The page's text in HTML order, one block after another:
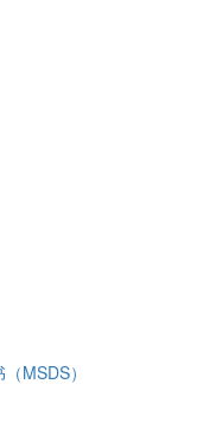
MSDS）